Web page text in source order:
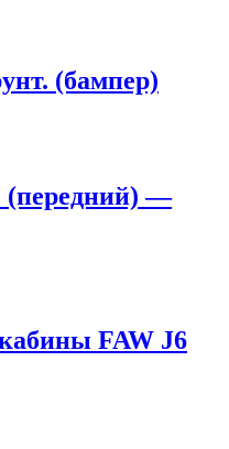
(бампер)
(передний) —
FAW J6